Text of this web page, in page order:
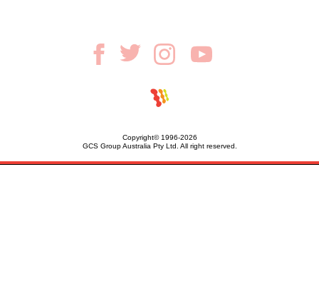
Copyright© 1996-2026
GCS Group Australia Pty Ltd. All right reserved.